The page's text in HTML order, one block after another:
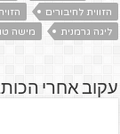
הזווית לחיבורים
ליגה גרמנית
מישה
עקוב אחרי